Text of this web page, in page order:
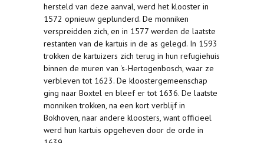
hersteld van deze aanval, werd het klooster in
1572 opnieuw geplunderd. De monniken
verspreidden zich, en in 1577 werden de laatste
restanten van de kartuis in de as gelegd. In 1593
trokken de kartuizers zich terug in hun refugiehuis
binnen de muren van 's-Hertogenbosch, waar ze
verbleven tot 1623. De kloostergemeenschap
ging naar Boxtel en bleef er tot 1636. De laatste
monniken trokken, na een kort verblijf in
Bokhoven, naar andere kloosters, want officieel
werd hun kartuis opgeheven door de orde in